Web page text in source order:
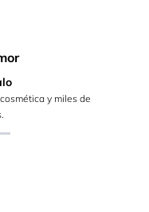
y miles de